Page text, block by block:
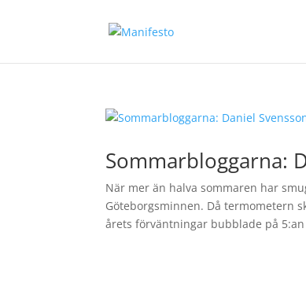
Sommarbloggarna:
När mer än halva sommaren har
Göteborgsminnen. Då termometern
årets förväntningar bubblade på